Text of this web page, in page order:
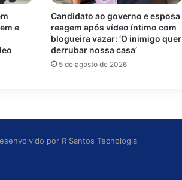
e
Candidato ao governo e esposa
reagem após vídeo íntimo com
blogueira vazar: ‘O inimigo quer
derrubar nossa casa’
5 de agosto de 2026
por R Santos Tecnologia